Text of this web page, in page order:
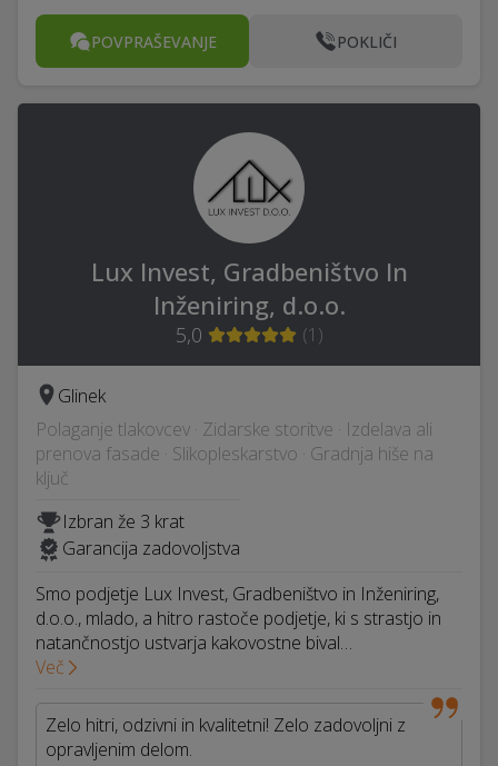
POVPRAŠEVANJE POKLIČI
Lux Invest, Gradbeništvo In
Inženiring, d.o.o.
5,0 (1 )
Glinek
Polaganje tlakovcev · Zidarske storitve · Izdelava ali
prenova fasade · Slikopleskarstvo · Gradnja hiše na
ključ
Izbran že 3 krat
Garancija zadovoljstva
Smo podjetje Lux Invest, Gradbeništvo in Inženiring,
d.o.o., mlado, a hitro rastoče podjetje, ki s strastjo in
natančnostjo ustvarja kakovostne bival…
Več
Zelo hitri, odzivni in kvalitetni! Zelo zadovoljni z
opravljenim delom.